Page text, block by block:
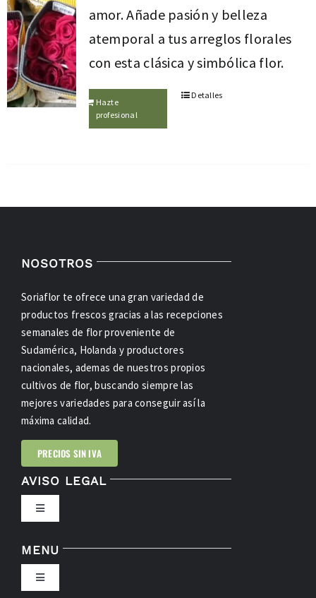
amor. Añade pasión y belleza
atemporal a tus arreglos florales
con esta clásica y simbólica flor.
Hazte
profesional
Detalles
NOSOTROS
Soriaflor te ofrece una gran variedad de
productos frescos gracias a las recepciones
semanales de flor proveniente de
Sudamérica, Holanda y productores
nacionales, ademas de nuestros propios
cultivos de flor, buscando siempre las
mejores variedades para conseguir así la
máxima calidad.
PRECIOS SIN IVA
AVISO LEGAL
Toggle
POLÍTICA DE PRIVACIDAD
CONDICIONES DE USO
MENU
Toggle